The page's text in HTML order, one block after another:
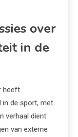
over
in de
heeft
in de sport, met
verhaal dient
van externe